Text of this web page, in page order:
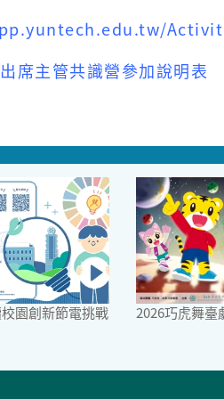
席主管共識營參加說明表
園創新節電挑戰
2026巧虎舞臺